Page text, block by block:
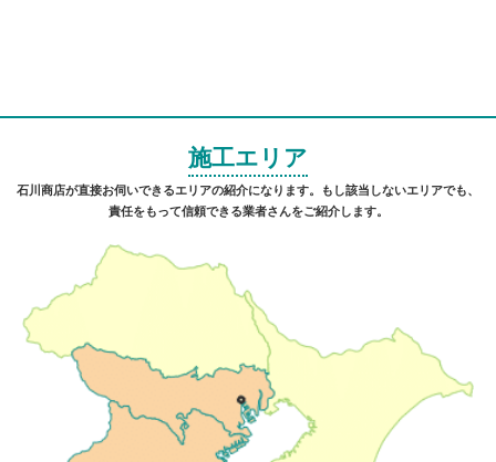
施工エリア
石川商店が直接お伺いできるエリアの紹介になります。もし該当しないエリアでも、
責任をもって信頼できる業者さんをご紹介します。